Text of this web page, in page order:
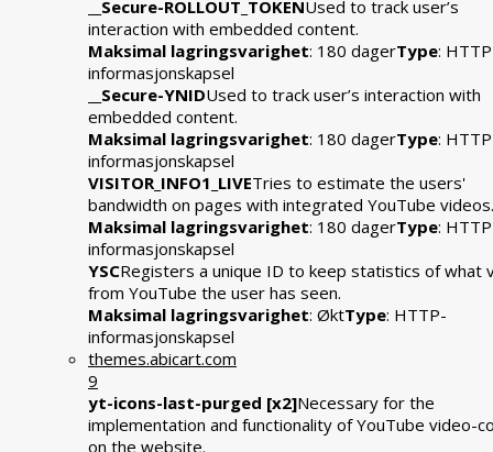
__Secure-ROLLOUT_TOKENUsed to track user’s
interaction with embedded content.
Maksimal lagringsvarighet: 180 dagerType:
informasjonskapsel
__Secure-YNIDUsed to track user’s interaction with
embedded content.
Maksimal lagringsvarighet: 180 dagerType:
informasjonskapsel
VISITOR_INFO1_LIVETries to estimate the users'
bandwidth on pages with integrated YouTube videos.
Maksimal lagringsvarighet: 180 dagerType:
informasjonskapsel
YSCRegisters a unique ID to keep statistics of what
from YouTube the user has seen.
Maksimal lagringsvarighet: ØktType: HTTP-
informasjonskapsel
themes.abicart.com
9
yt-icons-last-purged [x2]Necessary for the
implementation and functionality of YouTube video-
on the website.